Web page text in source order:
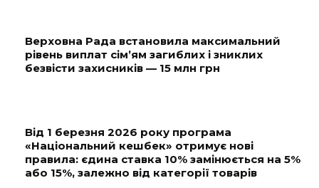
Верховна Рада встановила максимальний
рівень виплат сім’ям загиблих і зниклих
безвісти захисників — 15 млн грн
Від 1 березня 2026 року програма
«Національний кешбек» отримує нові
правила: єдина ставка 10% замінюється на 5%
або 15%, залежно від категорії товарів